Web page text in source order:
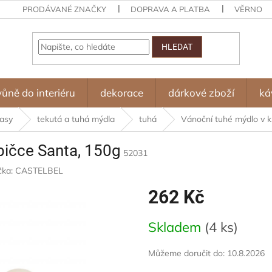
PRODÁVANÉ ZNAČKY DOPRAVA A PLATBA
HLEDAT
do interiéru dekorace dárkové zboží
tekutá a tuhá mýdla tuhá Vánoční tuhé mýdlo v
Santa, 150g 52031
CASTELBEL
262 Kč
cena:
Skladem (4 ks)
Můžeme doručit do: 10.8.2026